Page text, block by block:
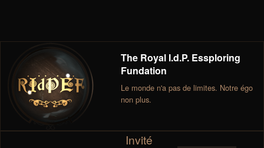
The Royal I.d.P. Essploring
Fundation
Le monde n'a pas de limites. Notre égo
non plus.
Invité